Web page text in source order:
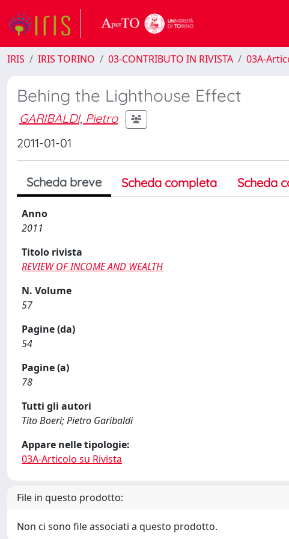
IRIS IRIS TORINO 03-CONTRIBUTO IN RIVISTA 03A-
Behing the Lighthouse Effect
GARIBALDI, Pietro
2011-01-01
Scheda breve Scheda completa Scheda
Anno
2011
Titolo rivista
REVIEW OF INCOME AND WEALTH
N. Volume
57
Pagine (da)
54
Pagine (a)
78
Tutti gli autori
Tito Boeri; Pietro Garibaldi
Appare nelle tipologie:
03A-Articolo su Rivista
File in questo prodotto:
Non ci sono file associati a questo prodotto.